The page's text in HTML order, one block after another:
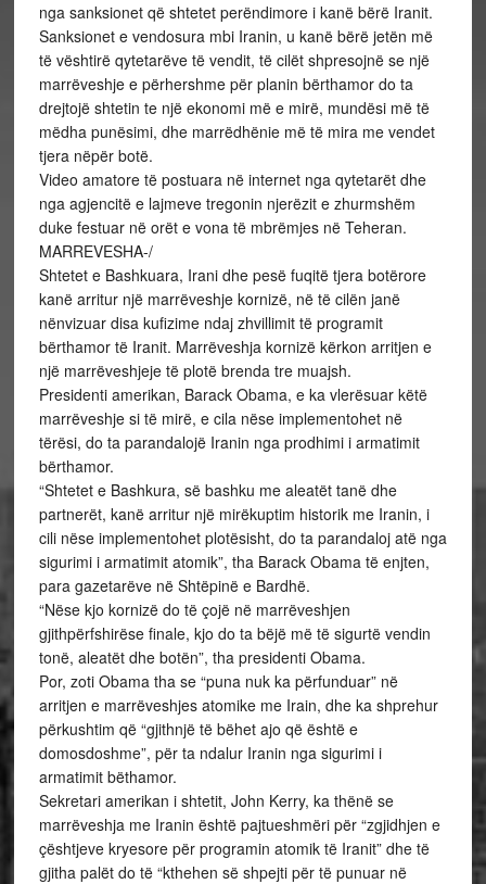
nga sanksionet që shtetet perëndimore i kanë bërë Iranit.
Sanksionet e vendosura mbi Iranin, u kanë bërë jetën më
të vështirë qytetarëve të vendit, të cilët shpresojnë se një
marrëveshje e përhershme për planin bërthamor do ta
drejtojë shtetin te një ekonomi më e mirë, mundësi më të
mëdha punësimi, dhe marrëdhënie më të mira me vendet
tjera nëpër botë.
Video amatore të postuara në internet nga qytetarët dhe
nga agjencitë e lajmeve tregonin njerëzit e zhurmshëm
duke festuar në orët e vona të mbrëmjes në Teheran.
MARREVESHA-/
Shtetet e Bashkuara, Irani dhe pesë fuqitë tjera botërore
kanë arritur një marrëveshje kornizë, në të cilën janë
nënvizuar disa kufizime ndaj zhvillimit të programit
bërthamor të Iranit. Marrëveshja kornizë kërkon arritjen e
një marrëveshjeje të plotë brenda tre muajsh.
Presidenti amerikan, Barack Obama, e ka vlerësuar këtë
marrëveshje si të mirë, e cila nëse implementohet në
tërësi, do ta parandalojë Iranin nga prodhimi i armatimit
bërthamor.
“Shtetet e Bashkura, së bashku me aleatët tanë dhe
partnerët, kanë arritur një mirëkuptim historik me Iranin, i
cili nëse implementohet plotësisht, do ta parandaloj atë nga
sigurimi i armatimit atomik”, tha Barack Obama të enjten,
para gazetarëve në Shtëpinë e Bardhë.
“Nëse kjo kornizë do të çojë në marrëveshjen
gjithpërfshirëse finale, kjo do ta bëjë më të sigurtë vendin
tonë, aleatët dhe botën”, tha presidenti Obama.
Por, zoti Obama tha se “puna nuk ka përfunduar” në
arritjen e marrëveshjes atomike me Irain, dhe ka shprehur
përkushtim që “gjithnjë të bëhet ajo që është e
domosdoshme”, për ta ndalur Iranin nga sigurimi i
armatimit bëthamor.
Sekretari amerikan i shtetit, John Kerry, ka thënë se
marrëveshja me Iranin është pajtueshmëri për “zgjidhjen e
çështjeve kryesore për programin atomik të Iranit” dhe të
gjitha palët do të “kthehen së shpejti për të punuar në